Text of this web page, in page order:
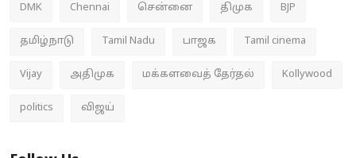
DMK Chennai சென்னை திமுக BJP
தமிழ்நாடு Tamil Nadu பாஜக Tamil cinema
Vijay அதிமுக மக்களவைத் தேர்தல் Kollywood
politics விஜய்